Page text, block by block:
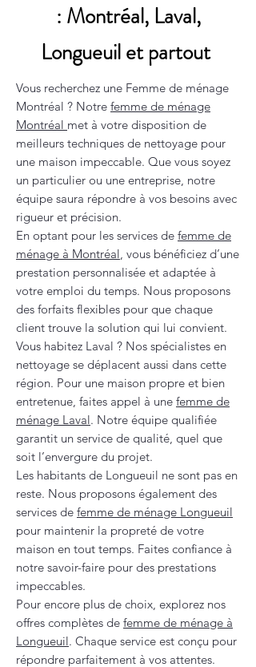
: Montréal, Laval,
Longueuil et partout
Vous recherchez une Femme de ménage
Montréal ? Notre femme de ménage
Montréal met à votre disposition de
meilleurs techniques de nettoyage pour
une maison impeccable. Que vous soyez
un particulier ou une entreprise, notre
équipe saura répondre à vos besoins avec
rigueur et précision.
En optant pour les services de femme de
ménage à Montréal, vous bénéficiez d’une
prestation personnalisée et adaptée à
votre emploi du temps. Nous proposons
des forfaits flexibles pour que chaque
client trouve la solution qui lui convient.
Vous habitez Laval ? Nos spécialistes en
nettoyage se déplacent aussi dans cette
région. Pour une maison propre et bien
entretenue, faites appel à une femme de
ménage Laval. Notre équipe qualifiée
garantit un service de qualité, quel que
soit l’envergure du projet.
Les habitants de Longueuil ne sont pas en
reste. Nous proposons également des
services de femme de ménage Longueuil
pour maintenir la propreté de votre
maison en tout temps. Faites confiance à
notre savoir-faire pour des prestations
impeccables.
Pour encore plus de choix, explorez nos
offres complètes de femme de ménage à
Longueuil. Chaque service est conçu pour
répondre parfaitement à vos attentes.